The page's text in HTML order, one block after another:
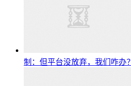
制：但平台没放弃，我们咋办？